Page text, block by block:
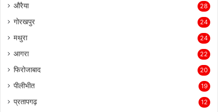
औरैया 28
गोरखपुर 24
मथुरा 24
आगरा 22
फिरोजाबाद 20
पीलीभीत 19
प्रतापगढ़ 12